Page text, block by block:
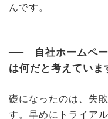
んです。
── 自社ホームペー
は何だと考えていま
礎になったのは、失
す。早めにトライア